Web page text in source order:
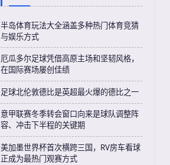
半岛体育玩法大全涵盖多种热门体育竞猜
与娱乐方式
厄瓜多尔足球凭借高原主场和坚韧风格，
在国际赛场屡创佳绩
足球北伦敦德比是英超最火爆的德比之一
意甲联赛冬季转会窗口向来是球队调整阵
容、冲击下半程的关键期
美加墨世界杯首次横跨三国，RV房车看球
正成为最热门观赛方式